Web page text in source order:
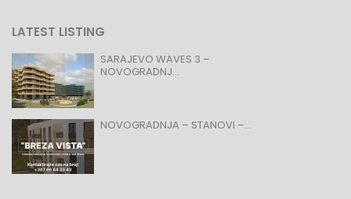
LATEST LISTING
SARAJEVO WAVES 3 –
NOVOGRADNJ...
NOVOGRADNJA – STANOVI –...